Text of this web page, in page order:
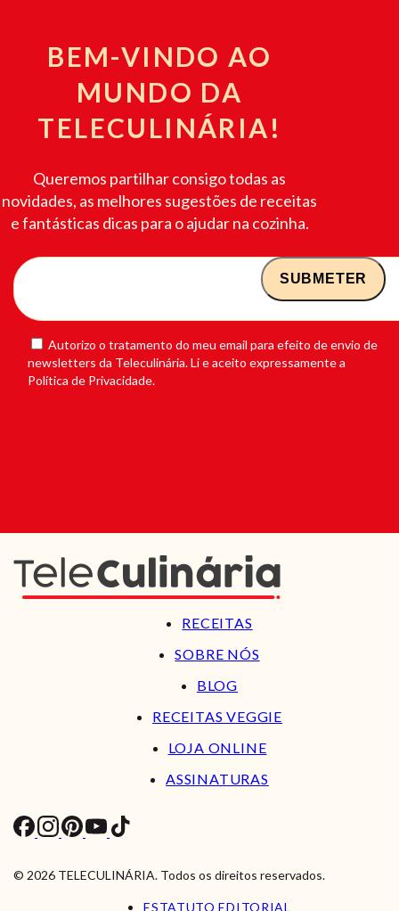
BEM-VINDO AO
MUNDO DA
TELECULINÁRIA!
Queremos partilhar consigo todas as
novidades, as melhores sugestões de receitas
e fantásticas dicas para o ajudar na cozinha.
Autorizo o tratamento do meu email para efeito de envio de
newsletters da Teleculinária. Li e aceito expressamente a
Política de Privacidade.
RECEITAS
SOBRE NÓS
BLOG
RECEITAS VEGGIE
LOJA ONLINE
ASSINATURAS
© 2026 TELECULINÁRIA. Todos os direitos reservados.
ESTATUTO EDITORIAL